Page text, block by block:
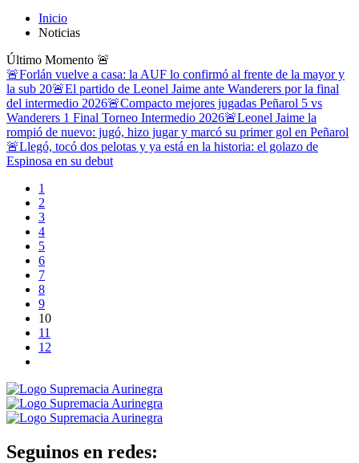
Inicio
Noticias
Último Momento 🚨
🚨Forlán vuelve a casa: la AUF lo confirmó al frente de la mayor y
la sub 20🚨El partido de Leonel Jaime ante Wanderers por la final
del intermedio 2026🚨Compacto mejores jugadas Peñarol 5 vs
Wanderers 1 Final Torneo Intermedio 2026🚨Leonel Jaime la
rompió de nuevo: jugó, hizo jugar y marcó su primer gol en Peñarol
🚨Llegó, tocó dos pelotas y ya está en la historia: el golazo de
Espinosa en su debut
1
2
3
4
5
6
7
8
9
10
11
12
Seguinos en redes: